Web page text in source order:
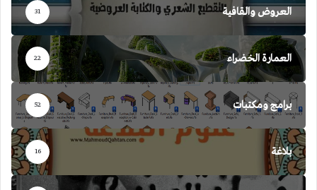
العروض والقافية 31
العمارة الخضراء 22
برامج ومكتبات 52
بلاغة 16